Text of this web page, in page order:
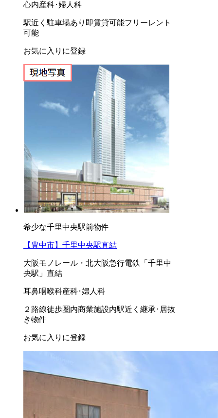
心内産科･婦人科
駅近く 駐車場あり 即賃貸可能フリーレント
可能
お気に入りに登録
希少な千里中央駅前物件
【豊中市】千里中央駅直結
大阪モノレール・北大阪急行電鉄「千里中
央駅」直結
耳鼻咽喉科産科･婦人科
２路線徒歩圏内商業施設内駅近く 継承･居抜
き物件
お気に入りに登録